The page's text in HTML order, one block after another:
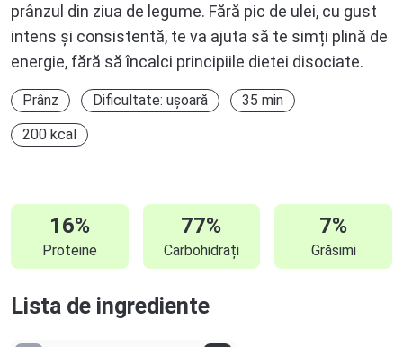
prânzul din ziua de legume. Fără pic de ulei, cu gust
intens și consistentă, te va ajuta să te simți plină de
energie, fără să încalci principiile dietei disociate.
Prânz Dificultate: ușoară
35 min
200 kcal
16%
Proteine
77%
Carbohidrați
7%
Grăsimi
Lista de ingrediente